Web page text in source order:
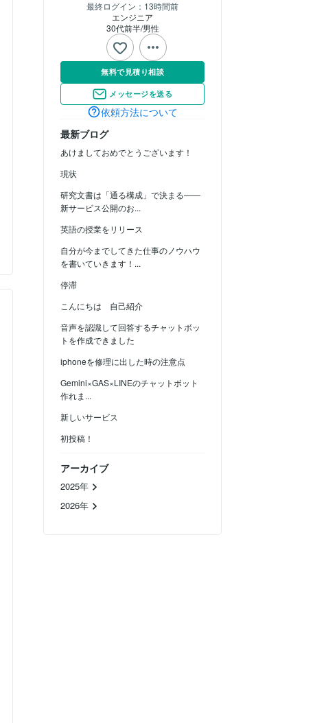
最終ログイン： 13時間前
エンジニア
30代前半男性
無料で見積り相談
メッセージを送る
依頼方法について
最新ブログ
あけましておめでとうございます！
現状
研究文書は「通る構成」で決まる——
新サービス公開のお...
英語の授業をリリース
自分が今までしてきた仕事のノウハウ
を書いていきます！...
停滞
こんにちは 自己紹介
音声を認識して回答するチャットボッ
トを作成できました
iphoneを修理に出した時の注意点
Gemini×GAS×LINEのチャットボット
作れま...
新しいサービス
初投稿！
アーカイブ
2025年
2026年